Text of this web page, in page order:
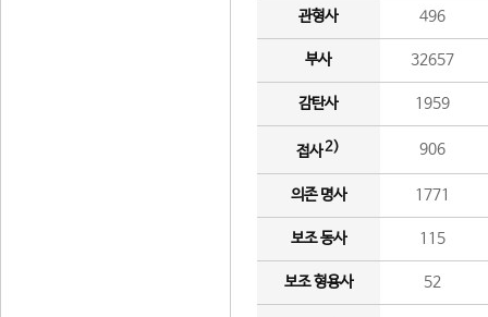
관형사 496
부사 32657
감탄사 1959
접사2) 906
의존 명사 1771
보조 동사 115
보조 형용사 52